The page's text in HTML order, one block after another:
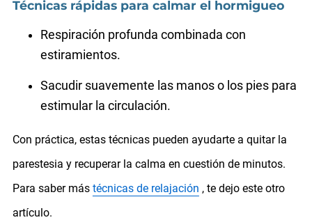
Técnicas rápidas para calmar el hormigueo
Respiración profunda combinada con
estiramientos.
Sacudir suavemente las manos o los pies para
estimular la circulación.
Con práctica, estas técnicas pueden ayudarte a quitar la
parestesia y recuperar la calma en cuestión de minutos.
Para saber más técnicas de relajación , te dejo este otro
artículo.